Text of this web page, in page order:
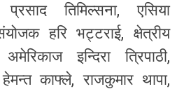
तिमिल्सना, एसिया
हरि भट्टराई, क्षेत्रीय
इन्दिरा त्रिपाठी,
काफ्ले, राजकुमार थापा,